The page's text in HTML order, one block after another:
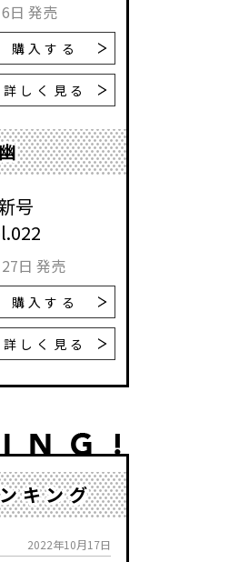
日 発売
購入する
詳しく見る
号
日 発売
購入する
詳しく見る
キング
2022年10月17日